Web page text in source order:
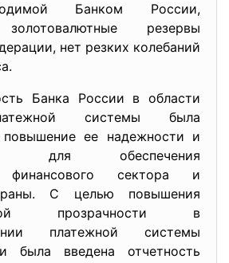
Банком России,
резервы
нет резких колебаний
Банка России в области
системы была
повышение ее надежности и
для обеспечения
финансового сектора и
С целью повышения
прозрачности в
платежной системы
была введена отчетность